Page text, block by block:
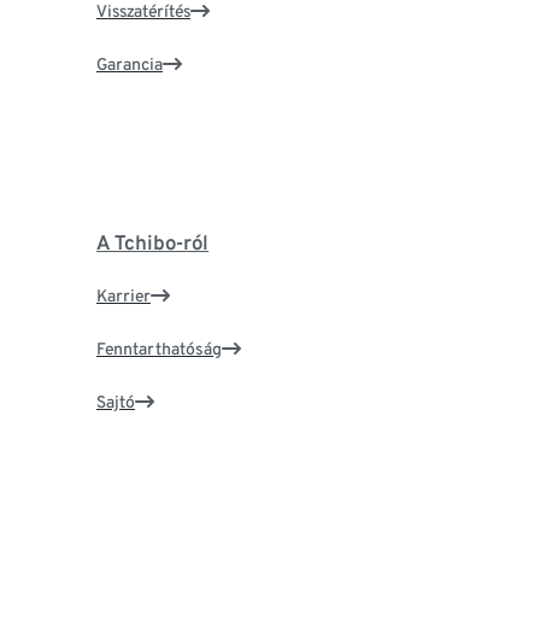
Visszatérítés
Garancia
A Tchibo-ról
Karrier
Fenntarthatóság
Sajtó